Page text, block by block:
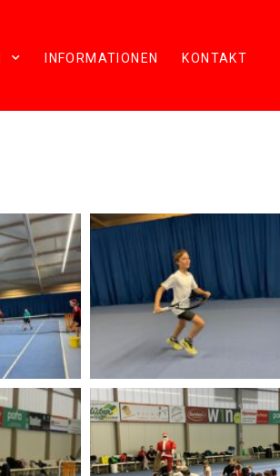
INFORMATIONEN KONTAKT